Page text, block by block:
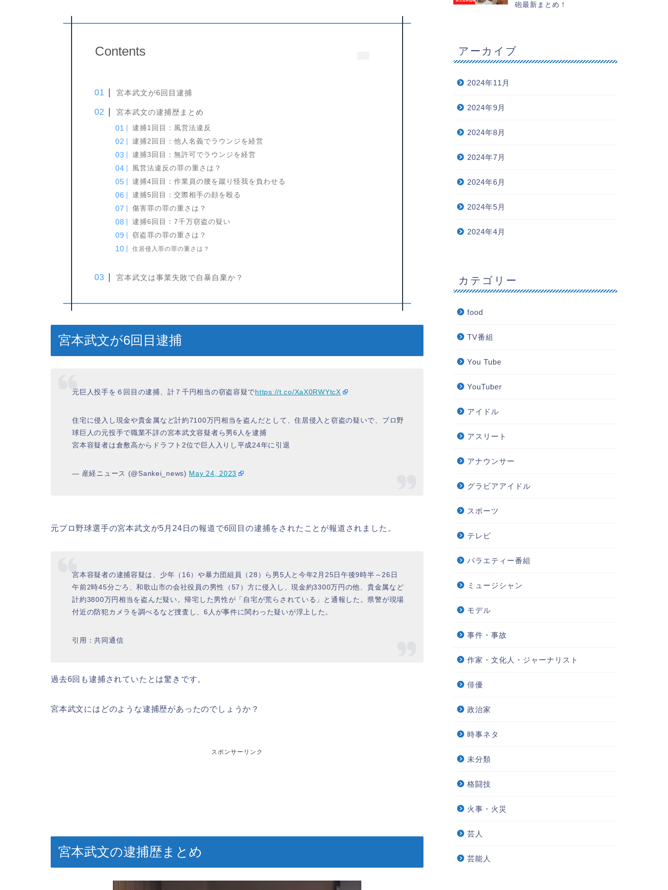
Contents
宮本武文が6回目逮捕
宮本武文の逮捕歴まとめ
逮捕1回目：風営法違反
逮捕2回目：他人名義でラウンジを経営
逮捕3回目：無許可でラウンジを経営
風営法違反の罪の重さは？
逮捕4回目：作業員の腰を蹴り怪我を負わせる
逮捕5回目：交際相手の顔を殴る
傷害罪の罪の重さは？
逮捕6回目：7千万窃盗の疑い
窃盗罪の罪の重さは？
住居侵入罪の罪の重さは？
宮本武文は事業失敗で自暴自棄か？
宮本武文が6回目逮捕
元巨人投手を６回目の逮捕、計７千円相当の窃盗容疑でhttps://t.co/XaX0RWYtcX
住宅に侵入し現金や貴金属など計約7100万円相当を盗んだとして、住居侵入と窃盗の疑いで、プロ野
球巨人の元投手で職業不詳の宮本武文容疑者ら男6人を逮捕
宮本容疑者は倉敷高からドラフト2位で巨人入りし平成24年に引退
— 産経ニュース (@Sankei_news) May 24, 2023
元プロ野球選手の宮本武文が5月24日の報道で6回目の逮捕をされたことが報道されました。
宮本容疑者の逮捕容疑は、少年（16）や暴力団組員（28）ら男5人と今年2月25日午後9時半～26日
午前2時45分ごろ、和歌山市の会社役員の男性（57）方に侵入し、現金約3300万円の他、貴金属など
計約3800万円相当を盗んだ疑い。帰宅した男性が「自宅が荒らされている」と通報した。県警が現場
付近の防犯カメラを調べるなど捜査し、6人が事件に関わった疑いが浮上した。
引用：共同通信
過去6回も逮捕されていたとは驚きです。
宮本武文にはどのような逮捕歴があったのでしょうか？
スポンサーリンク
宮本武文の逮捕歴まとめ
砲最新まとめ！
アーカイブ
2024年11月
2024年9月
2024年8月
2024年7月
2024年6月
2024年5月
2024年4月
カテゴリー
food
TV番組
You Tube
YouTuber
アイドル
アスリート
アナウンサー
グラビアアイドル
スポーツ
テレビ
バラエティー番組
ミュージシャン
モデル
事件・事故
作家・文化人・ジャーナリスト
俳優
政治家
時事ネタ
未分類
格闘技
火事・火災
芸人
芸能人